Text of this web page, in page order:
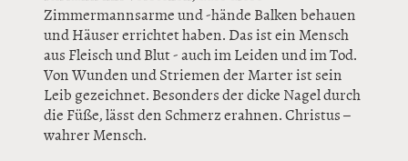
Zimmermannsarme und -hände Balken behauen
und Häuser errichtet haben. Das ist ein Mensch
aus Fleisch und Blut - auch im Leiden und im Tod.
Von Wunden und Striemen der Marter ist sein
Leib gezeichnet. Besonders der dicke Nagel durch
die Füße, lässt den Schmerz erahnen. Christus –
wahrer Mensch.